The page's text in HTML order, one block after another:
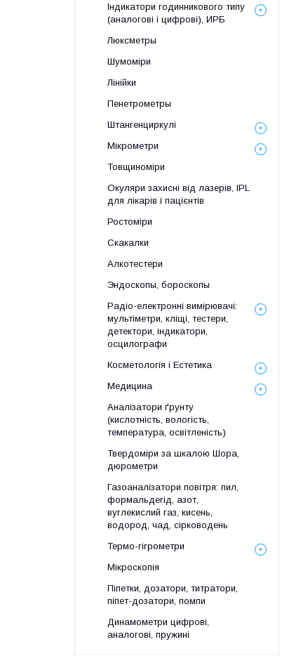
Індикатори годинникового типу
(аналогові і цифрові), ИРБ
Люксметры
Шумоміри
Лінійки
Пенетрометры
Штангенциркулі
Мікрометри
Товщиноміри
Окуляри захисні від лазерів, IPL
для лікарів і пацієнтів
Ростоміри
Скакалки
Алкотестери
Эндоскопы, бороскопы
Радіо-електронні вимірювачі:
мультіметри, кліщі, тестери,
детектори, індикатори,
осцилографи
Косметологія і Естетика
Медицина
Аналізатори ґрунту
(кислотність, вологість,
температура, освітленість)
Твердоміри за шкалою Шора,
дюрометри
Газоаналізатори повітря: пил,
формальдегід, азот,
вуглекислий газ, кисень,
водород, чад, сірководень
Термо-гігрометри
Мікроскопія
Піпетки, дозатори, титратори,
піпет-дозатори, помпи
Динамометри цифрові,
аналогові, пружині